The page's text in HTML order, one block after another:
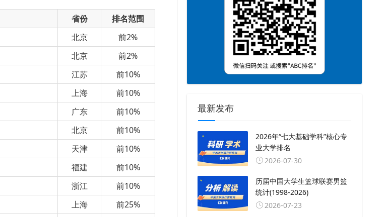
省份
排名范围
北京
前2%
北京
前2%
江苏
前10%
上海
前10%
广东
前10%
北京
前10%
天津
前10%
福建
前10%
浙江
前10%
上海
前25%
最新发布
2026年“七大基础学科”核心专
业大学排名
2026-07-30
历届中国大学生篮球联赛男篮
统计(1998-2026)
2026-07-23